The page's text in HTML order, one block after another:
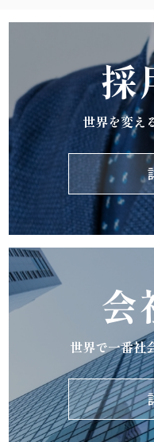
採
世界を変え
会
世界で一番社